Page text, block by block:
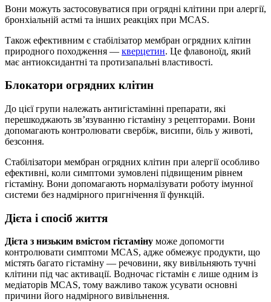
Вони можуть застосовуватися при огрядні клітини при алергії,
бронхіальній астмі та інших реакціях при MCAS.
Також ефективним є стабілізатор мембран огрядних клітин
природного походження — кверцетин. Це флавоноїд, який
має антиоксидантні та протизапальні властивості.
Блокатори огрядних клітин
До цієї групи належать антигістамінні препарати, які
перешкоджають зв’язуванню гістаміну з рецепторами. Вони
допомагають контролювати свербіж, висипи, біль у животі,
безсоння.
Стабілізатори мембран огрядних клітин при алергії особливо
ефективні, коли симптоми зумовлені підвищеним рівнем
гістаміну. Вони допомагають нормалізувати роботу імунної
системи без надмірного пригнічення її функцій.
Дієта і спосіб життя
Дієта з низьким вмістом гістаміну може допомогти
контролювати симптоми MCAS, адже обмежує продукти, що
містять багато гістаміну — речовини, яку вивільняють тучні
клітини під час активації. Водночас гістамін є лише одним із
медіаторів MCAS, тому важливо також усувати основні
причини його надмірного вивільнення.